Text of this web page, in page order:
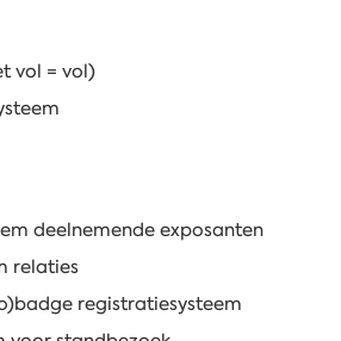
vol = vol)
deelnemende exposanten
relaties
registratiesysteem